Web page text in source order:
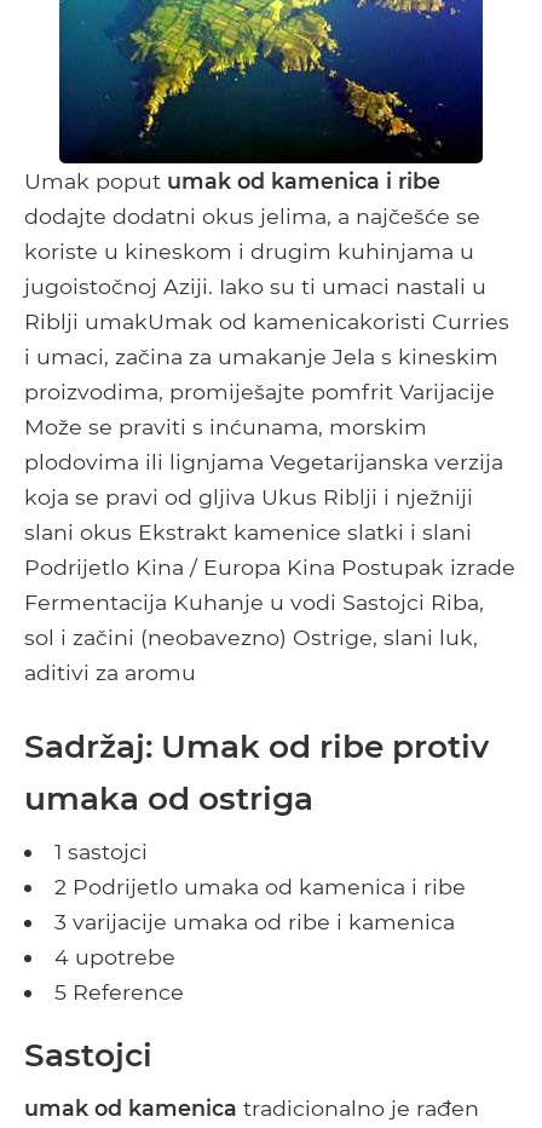
Umak poput umak od kamenica i ribe
dodajte dodatni okus jelima, a najčešće se
koriste u kineskom i drugim kuhinjama u
jugoistočnoj Aziji. Iako su ti umaci nastali u
Riblji umakUmak od kamenicakoristi Curries
i umaci, začina za umakanje Jela s kineskim
proizvodima, promiješajte pomfrit Varijacije
Može se praviti s inćunama, morskim
plodovima ili lignjama Vegetarijanska verzija
koja se pravi od gljiva Ukus Riblji i nježniji
slani okus Ekstrakt kamenice slatki i slani
Podrijetlo Kina / Europa Kina Postupak izrade
Fermentacija Kuhanje u vodi Sastojci Riba,
sol i začini (neobavezno) Ostrige, slani luk,
aditivi za aromu
Sadržaj: Umak od ribe protiv
umaka od ostriga
1 sastojci
2 Podrijetlo umaka od kamenica i ribe
3 varijacije umaka od ribe i kamenica
4 upotrebe
5 Reference
Sastojci
umak od kamenica tradicionalno je rađen